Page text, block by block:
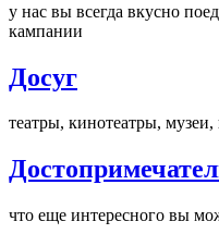
у нас вы всегда вкусно
кампании
Досуг
театры, кинотеатры,
что еще интересного вы